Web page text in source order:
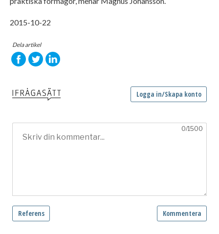
2015-10-22
Dela artikel